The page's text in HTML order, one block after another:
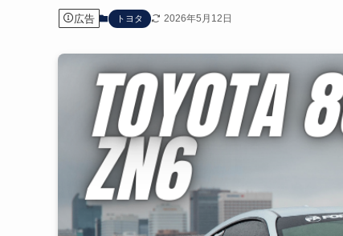
広告 トヨタ 2026年5月12日